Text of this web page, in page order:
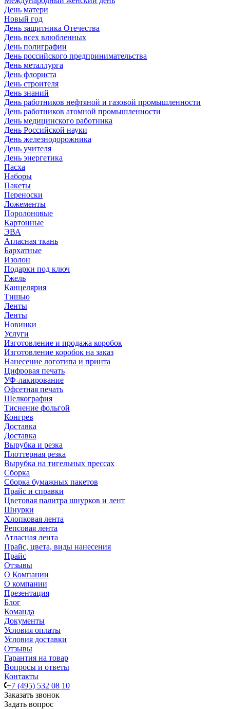
День матери
Новый год
День защитника Отечества
День всех влюбленных
День полиграфии
День российского предпринимательства
День металлурга
День флориста
День строителя
День знаний
День работников нефтяной и газовой промышленности
День работников атомной промышленности
День медицинского работника
День Российской науки
День железнодорожника
День учителя
День энергетика
Пасха
Наборы
Пакеты
Переноски
Ложементы
Поролоновые
Картонные
ЭВА
Атласная ткань
Бархатные
Изолон
Подарки под ключ
Гжель
Канцелярия
Тишью
Ленты
Ленты
Новинки
Услуги
Изготовление и продажа коробок
Изготовление коробок на заказ
Нанесение логотипа и принта
Цифровая печать
УФ-лакирование
Офсетная печать
Шелкография
Тиснение фольгой
Конгрев
Доставка
Доставка
Вырубка и резка
Плоттерная резка
Вырубка на тигельных прессах
Сборка
Сборка бумажных пакетов
Прайс и справки
Цветовая палитра шнурков и лент
Шнурки
Хлопковая лента
Репсовая лента
Атласная лента
Прайс, цвета, виды нанесения
Прайс
Отзывы
О Компании
О компании
Презентация
Блог
Команда
Документы
Условия оплаты
Условия доставки
Отзывы
Гарантия на товар
Вопросы и ответы
Контакты
+7 (495) 532 08 10
Заказать звонок
Задать вопрос